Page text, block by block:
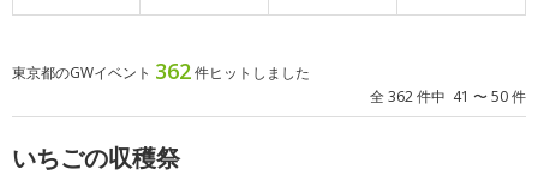
東京都のGWイベント 362件ヒットしました
全 362 件中 41 〜 50 件
いちごの収穫祭